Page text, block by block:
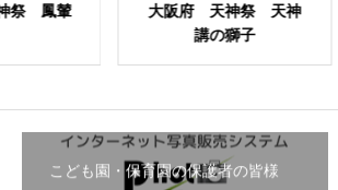
天神祭 天神
大阪府 天神祭 福梅
講の福牛
こども園・保育園の保護者の皆様